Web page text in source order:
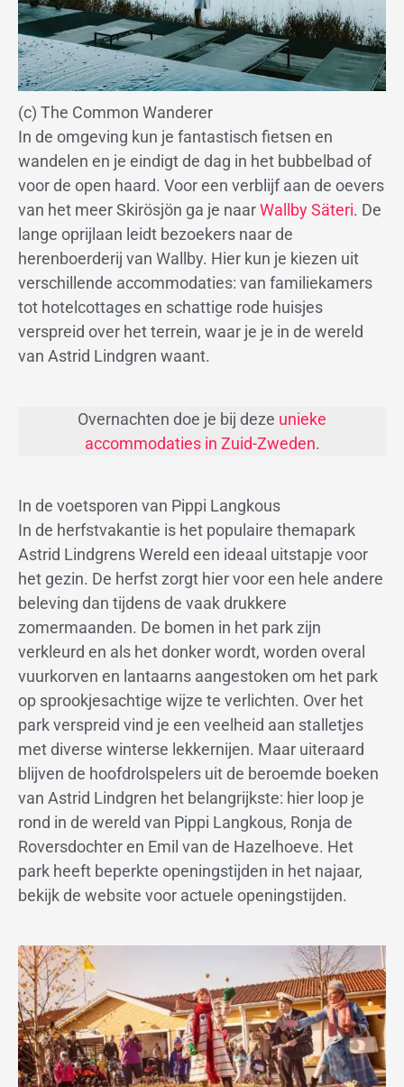
(c) The Common Wanderer
In de omgeving kun je fantastisch fietsen en
wandelen en je eindigt de dag in het bubbelbad of
voor de open haard. Voor een verblijf aan de oevers
van het meer Skirösjön ga je naarWallby Säteri. De
lange oprijlaan leidt bezoekers naar de
herenboerderij van Wallby. Hier kun je kiezen uit
verschillende accommodaties: van familiekamers
tot hotelcottages en schattige rode huisjes
verspreid over het terrein, waar je je in de wereld
van Astrid Lindgren waant.
Overnachten doe je bij deze unieke
accommodaties in Zuid-Zweden.
In de voetsporen van Pippi Langkous
In de herfstvakantie is het populaire themapark
Astrid Lindgrens Wereld een ideaal uitstapje voor
het gezin. De herfst zorgt hier voor een hele andere
beleving dan tijdens de vaak drukkere
zomermaanden. De bomen in het park zijn
verkleurd en als het donker wordt, worden overal
vuurkorven en lantaarns aangestoken om het park
op sprookjesachtige wijze te verlichten. Over het
park verspreid vind je een veelheid aan stalletjes
met diverse winterse lekkernijen. Maar uiteraard
blijven de hoofdrolspelers uit de beroemde boeken
van Astrid Lindgren het belangrijkste: hier loop je
rond in de wereld van Pippi Langkous, Ronja de
Roversdochter en Emil van de Hazelhoeve. Het
park heeft beperkte openingstijden in het najaar,
bekijk de website voor actuele openingstijden.